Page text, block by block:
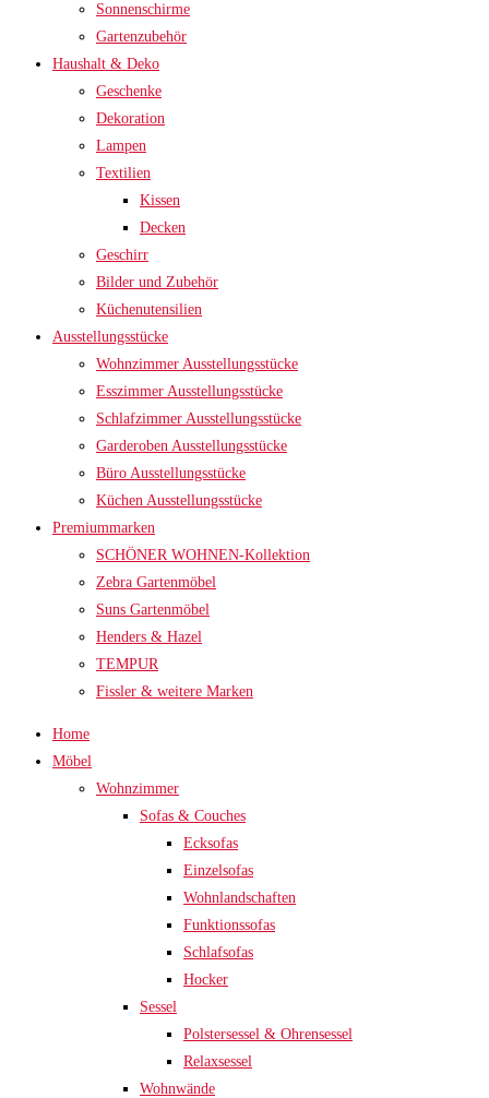
Sonnenschirme
Gartenzubehör
Haushalt & Deko
Geschenke
Dekoration
Lampen
Textilien
Kissen
Decken
Geschirr
Bilder und Zubehör
Küchenutensilien
Ausstellungsstücke
Wohnzimmer Ausstellungsstücke
Esszimmer Ausstellungsstücke
Schlafzimmer Ausstellungsstücke
Garderoben Ausstellungsstücke
Büro Ausstellungsstücke
Küchen Ausstellungsstücke
Premiummarken
SCHÖNER WOHNEN-Kollektion
Zebra Gartenmöbel
Suns Gartenmöbel
Henders & Hazel
TEMPUR
Fissler & weitere Marken
Home
Möbel
Wohnzimmer
Sofas & Couches
Ecksofas
Einzelsofas
Wohnlandschaften
Funktionssofas
Schlafsofas
Hocker
Sessel
Polstersessel & Ohrensessel
Relaxsessel
Wohnwände